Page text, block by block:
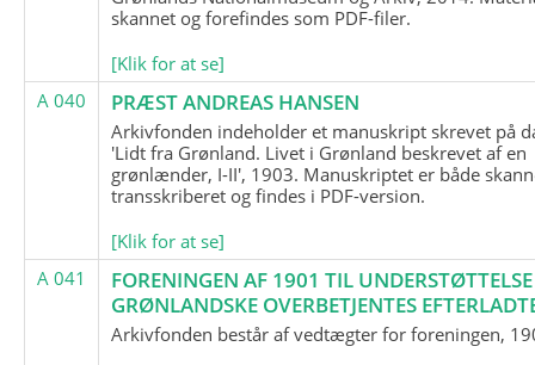
skannet og forefindes som PDF-filer.
[Klik for at se]
A 040
PRÆST ANDREAS HANSEN
Arkivfonden indeholder et manuskript skrevet på
'Lidt fra Grønland. Livet i Grønland beskrevet af en
grønlænder, I-II', 1903. Manuskriptet er både
transskriberet og findes i PDF-version.
[Klik for at se]
A 041
FORENINGEN AF 1901 TIL
GRØNLANDSKE OVERBETJENTES
Arkivfonden består af vedtægter for foreningen,